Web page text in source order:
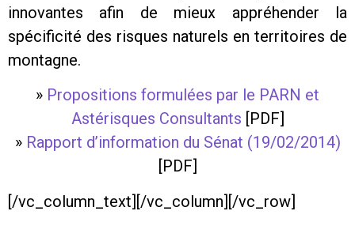
innovantes afin de mieux appréhender la
spécificité des risques naturels en territoires de
montagne.
» Propositions formulées par le PARN et
Astérisques Consultants [PDF]
» Rapport d’information du Sénat (19/02/2014)
[PDF]
[/vc_column_text][/vc_column][/vc_row]